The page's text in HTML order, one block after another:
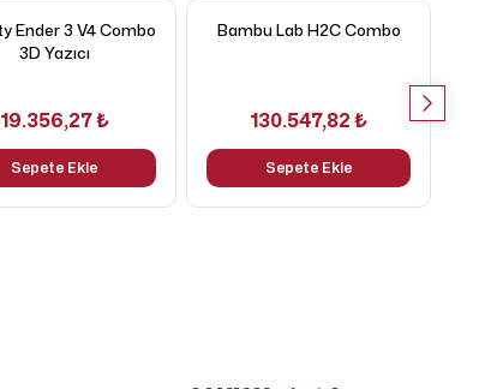
Ender 3 V4 Combo
3D Yazıcı
19.356,27 ₺
Sepete Ekle
Bambu Lab H2C Combo
130.547,82 ₺
Sepete Ekle